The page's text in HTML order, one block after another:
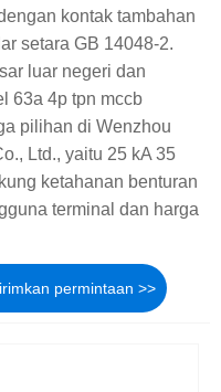
kontak tambahan
setara GB 14048-2.
luar negeri dan
63a 4p tpn mccb
pilihan di Wenzhou
Ltd., yaitu 25 kA 35
ketahanan benturan
terminal dan harga
permintaan >>